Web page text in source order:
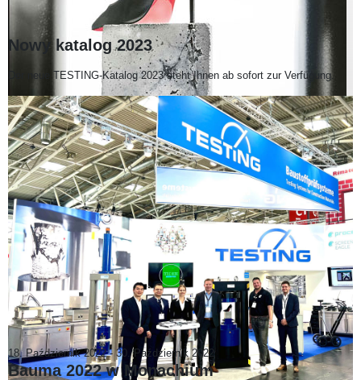
Nowy katalog 2023
Der neue TESTING-Katalog 2023 steht Ihnen ab sofort zur Verfügung.
18. Październik 2022-30. Październik 2022
Bauma 2022 w Monachium